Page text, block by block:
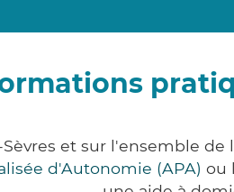
et sur l'ensemble
d'Autonomie (APA) ou